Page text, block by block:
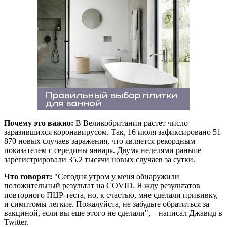
Почему это важно: В Великобритании растет число
заразившихся коронавирусом. Так, 16 июля зафиксировано 51
870 новых случаев заражения, что является рекордным
показателем с середины января. Двумя неделями раньше
зарегистрировали 35,2 тысячи новых случаев за сутки.
Что говорят: "Сегодня утром у меня обнаружили
положительный результат на COVID. Я жду результатов
повторного ПЦР-теста, но, к счастью, мне сделали прививку,
и симптомы легкие. Пожалуйста, не забудьте обратиться за
вакциной, если вы еще этого не сделали", – написал Джавид в
Twitter.